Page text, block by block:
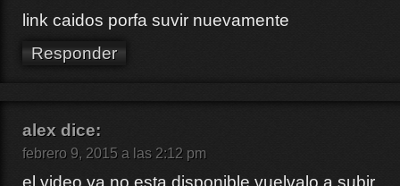
link caidos porfa suvir nuevamente
Responder
alex dice:
febrero 9, 2015 a las 2:12 pm
el video ya no esta disponible vuelvalo a subir